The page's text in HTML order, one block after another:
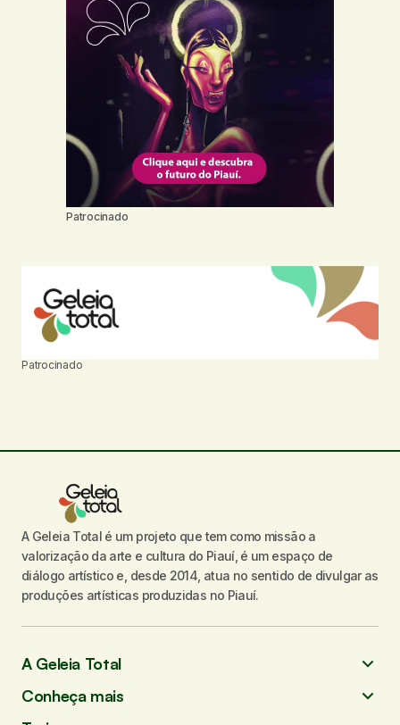
Patrocinado
Patrocinado
A Geleia Total é um projeto que tem como missão a
valorização da arte e cultura do Piauí, é um espaço de
diálogo artístico e, desde 2014, atua no sentido de divulgar as
produções artísticas produzidas no Piauí.
A Geleia Total
Conheça mais